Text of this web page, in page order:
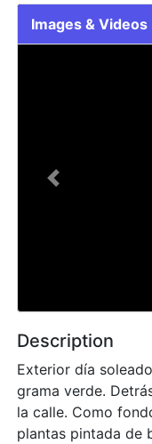
Images & Videos
Previous
Description
Exterior día
grama verde.
la calle. Como
plantas pintada de